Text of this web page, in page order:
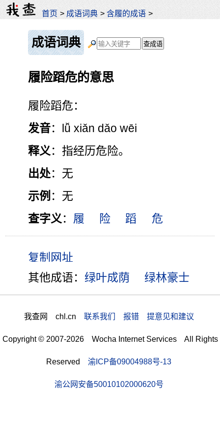
首页 > 成语词典 >含履的成语 >
成语词典
履险蹈危的意思
履险蹈危：
发音：lǚ xiǎn dǎo wēi
释义 ：指经历危险。
出处：无
示例 ：无
查字义 ： 履 险 蹈 危
其他成语： 绿叶成荫 绿林豪士
我查网 chl.cn 联系我们 报错 提意见和建议
Copyright © 2007-2026 Wocha Internet Services All Rights
Reserved 渝ICP备09004988号-13
渝公网安备50010102000620号